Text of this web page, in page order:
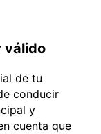
válido
de tu
conducir
y
cuenta que